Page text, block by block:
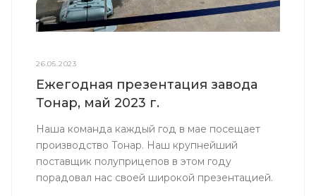
26.05.2023
Ежегодная презентация завода
Тонар, май 2023 г.
Наша команда каждый год в мае посещает
производство Тонар. Наш крупнейший
поставщик полуприцепов в этом году
порадовал нас своей широкой презентацией.